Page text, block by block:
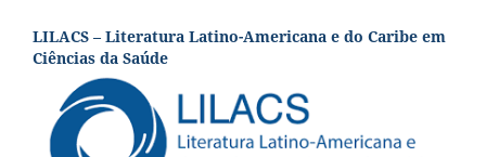
LILACS – Literatura Latino-Americana e do Caribe em
Ciências da Saúde